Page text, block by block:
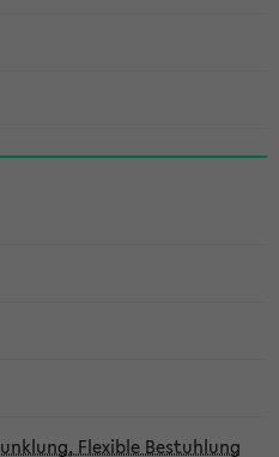
Flexible Bestuhlung